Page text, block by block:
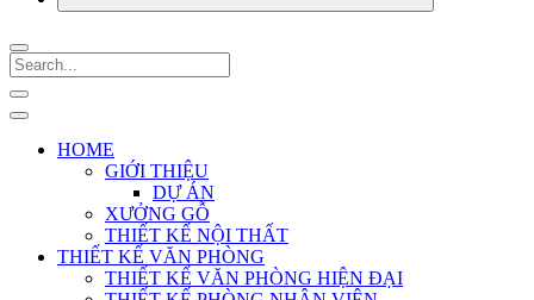
HOME
GIỚI THIỆU
DỰ ÁN
XƯỞNG GỖ
THIẾT KẾ NỘI THẤT
THIẾT KẾ VĂN PHÒNG
THIẾT KẾ VĂN PHÒNG HIỆN ĐẠI